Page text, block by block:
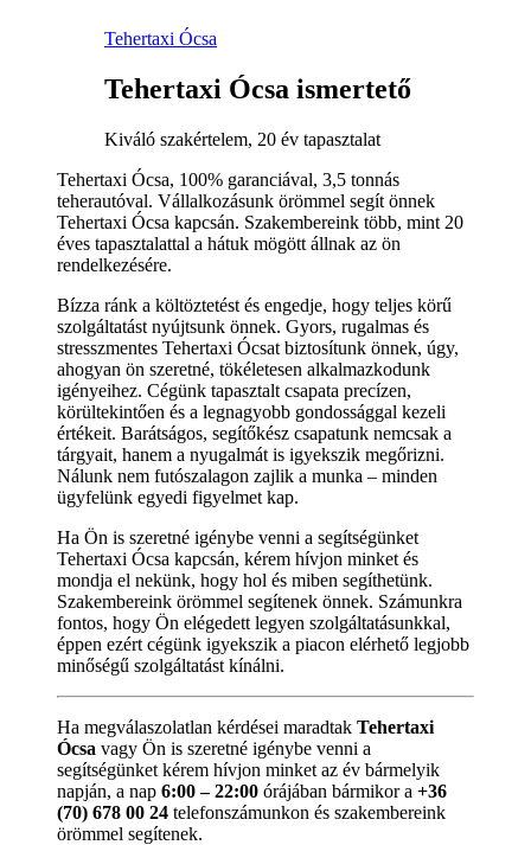
Tehertaxi Ócsa
Tehertaxi Ócsa ismertető
Kiváló szakértelem, 20 év tapasztalat
Tehertaxi Ócsa, 100% garanciával, 3,5 tonnás
teherautóval. Vállalkozásunk örömmel segít önnek
Tehertaxi Ócsa kapcsán. Szakembereink több, mint 20
éves tapasztalattal a hátuk mögött állnak az ön
rendelkezésére.
Bízza ránk a költöztetést és engedje, hogy teljes körű
szolgáltatást nyújtsunk önnek. Gyors, rugalmas és
stresszmentes Tehertaxi Ócsat biztosítunk önnek, úgy,
ahogyan ön szeretné, tökéletesen alkalmazkodunk
igényeihez. Cégünk tapasztalt csapata precízen,
körültekintően és a legnagyobb gondossággal kezeli
értékeit. Barátságos, segítőkész csapatunk nemcsak a
tárgyait, hanem a nyugalmát is igyekszik megőrizni.
Nálunk nem futószalagon zajlik a munka – minden
ügyfelünk egyedi figyelmet kap.
Ha Ön is szeretné igénybe venni a segítségünket
Tehertaxi Ócsa kapcsán, kérem hívjon minket és
mondja el nekünk, hogy hol és miben segíthetünk.
Szakembereink örömmel segítenek önnek. Számunkra
fontos, hogy Ön elégedett legyen szolgáltatásunkkal,
éppen ezért cégünk igyekszik a piacon elérhető legjobb
minőségű szolgáltatást kínálni.
Ha megválaszolatlan kérdései maradtak Tehertaxi
Ócsa vagy Ön is szeretné igénybe venni a
segítségünket kérem hívjon minket az év bármelyik
napján, a nap 6:00 – 22:00 órájában bármikor a +36
(70) 678 00 24 telefonszámunkon és szakembereink
örömmel segítenek.